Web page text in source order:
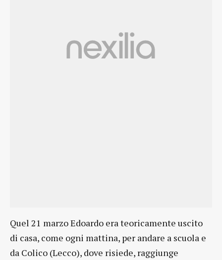
Quel 21 marzo Edoardo era teoricamente uscito
di casa, come ogni mattina, per andare a scuola e
da Colico (Lecco), dove risiede, raggiunge